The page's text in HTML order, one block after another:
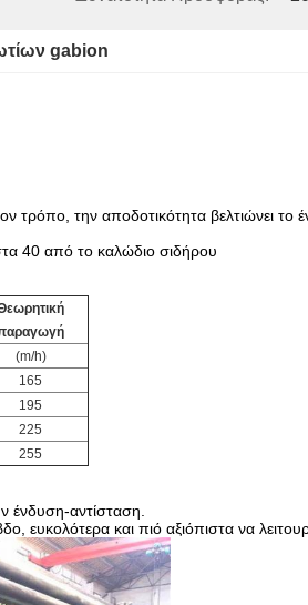
gabion
την αποδοτικότητα βελτιώνει το
40 από το καλώδιο σιδήρου
(m/h)
165
195
225
255
ένδυση-αντίσταση.
ευκολότερα και πιό αξιόπιστα να